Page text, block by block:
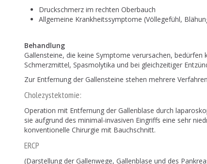
Druckschmerz im rechten Oberbauch
Allgemeine Krankheitssymptome (Völlegefühl,
Behandlung
Gallensteine, die keine Symptome verursachen,
Schmerzmittel, Spasmolytika und bei gleichzeitiger
Zur Entfernung der Gallensteine stehen mehrere
Cholezystektomie:
Operation mit Entfernung der Gallenblase durch
sie aufgrund des minimal-invasiven Eingriffs eine sehr
konventionelle Chirurgie mit Bauchschnitt.
ERCP
(Darstellung der Gallenwege, Gallenblase und des